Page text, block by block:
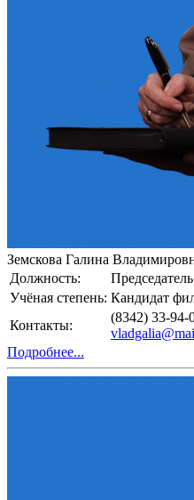
Земскова Галина
Должность:
Учёная степень: Кандидат
Контакты:
(8342) 33-94-
Подробнее...